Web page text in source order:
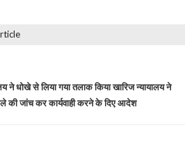
ने धोखे से लिया गया तलाक किया खारिज न्यायालय ने
की जांच कर कार्यवाही करने के दिए आदेश